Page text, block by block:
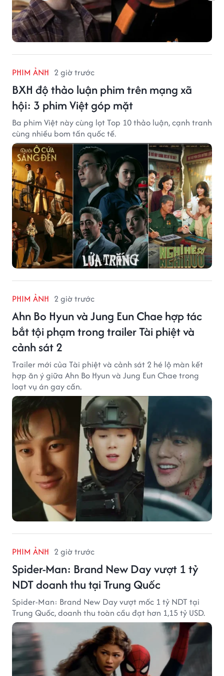
PHIM ẢNH 2 giờ trước
BXH độ thảo luận phim trên mạng xã
hội: 3 phim Việt góp mặt
Ba phim Việt này cùng lọt Top 10 thảo luận, cạnh tranh
cùng nhiều bom tấn quốc tế.
PHIM ẢNH 2 giờ trước
Ahn Bo Hyun và Jung Eun Chae hợp tác
bắt tội phạm trong trailer Tài phiệt và
cảnh sát 2
Trailer mới của Tài phiệt và cảnh sát 2 hé lộ màn kết
hợp ăn ý giữa Ahn Bo Hyun và Jung Eun Chae trong
loạt vụ án gay cấn.
PHIM ẢNH 2 giờ trước
Spider-Man: Brand New Day vượt 1 tỷ
NDT doanh thu tại Trung Quốc
Spider-Man: Brand New Day vượt mốc 1 tỷ NDT tại
Trung Quốc, doanh thu toàn cầu đạt hơn 1,15 tỷ USD.